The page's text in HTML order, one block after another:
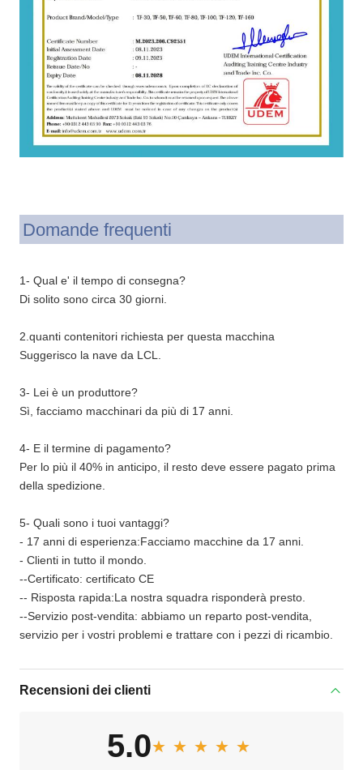
Domande frequenti
1- Qual e' il tempo di consegna?
Di solito sono circa 30 giorni.
2.quanti contenitori richiesta per questa macchina
Suggerisco la nave da LCL.
3- Lei è un produttore?
Sì, facciamo macchinari da più di 17 anni.
4- E il termine di pagamento?
Per lo più il 40% in anticipo, il resto deve essere pagato prima
della spedizione.
5- Quali sono i tuoi vantaggi?
- 17 anni di esperienza:Facciamo macchine da 17 anni.
- Clienti in tutto il mondo.
--Certificato: certificato CE
-- Risposta rapida:La nostra squadra risponderà presto.
--Servizio post-vendita: abbiamo un reparto post-vendita,
servizio per i vostri problemi e trattare con i pezzi di ricambio.
Recensioni dei clienti
5.0★★★★★
★★★★★